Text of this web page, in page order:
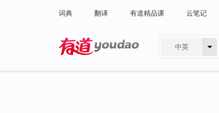
词典 翻译 有道精品课 云笔记
中英